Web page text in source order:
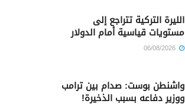
الليرة التركية تتراجع إلى
مستويات قياسية أمام الدولار
واشنطن بوست: صدام بين ترامب
ووزير دفاعه بسبب الذخيرة!